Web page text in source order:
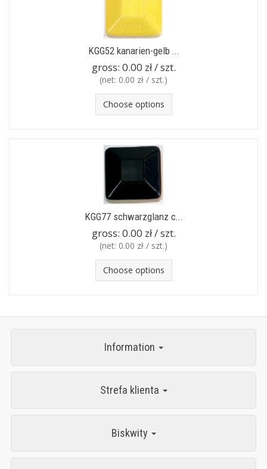
KGG52 kanarien-gelb ...
gross: 0.00 zł / szt.
(net: 0.00 zł / szt.)
Choose options
KGG77 schwarzglanz c...
gross: 0.00 zł / szt.
(net: 0.00 zł / szt.)
Choose options
Information
Strefa klienta
Biskwity